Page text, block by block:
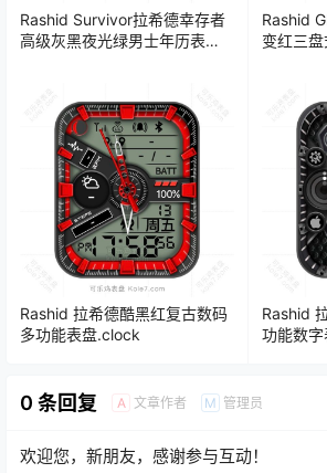
Rashid Survivor拉希德幸存者
高级灰黑夜光绿男士年历表
Rashid
变红三
Rashid 拉希德酷黑红复古数码
多功能表盘.clock
Rashid
功能数
0 条回复 A 文章作者 M 管理员
欢迎您，新朋友，感谢参与互动！